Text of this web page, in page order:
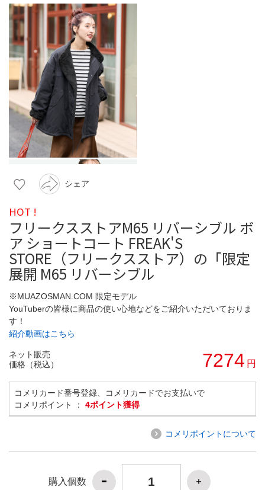
シェア
HOT !
フリークスストアM65 リバーシブル ボ
ア ショートコート FREAK'S
STORE（フリークスストア）の「限定
展開 M65 リバーシブル
※MUAZOSMAN.COM 限定モデル
YouTuberの皆様に商品の使い心地などをご紹介いただいておりま
す！
紹介動画はこちら
ネット販売
価格（税込）
7274 円
コメリカード番号登録、コメリカードでお支払いで
コメリポイント ： 4ポイント獲得
コメリポイントについて
購入個数